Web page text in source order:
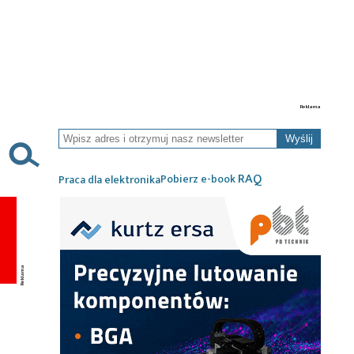
Wyślij
Praca dla elektronikaPobierz e-bookRAQ